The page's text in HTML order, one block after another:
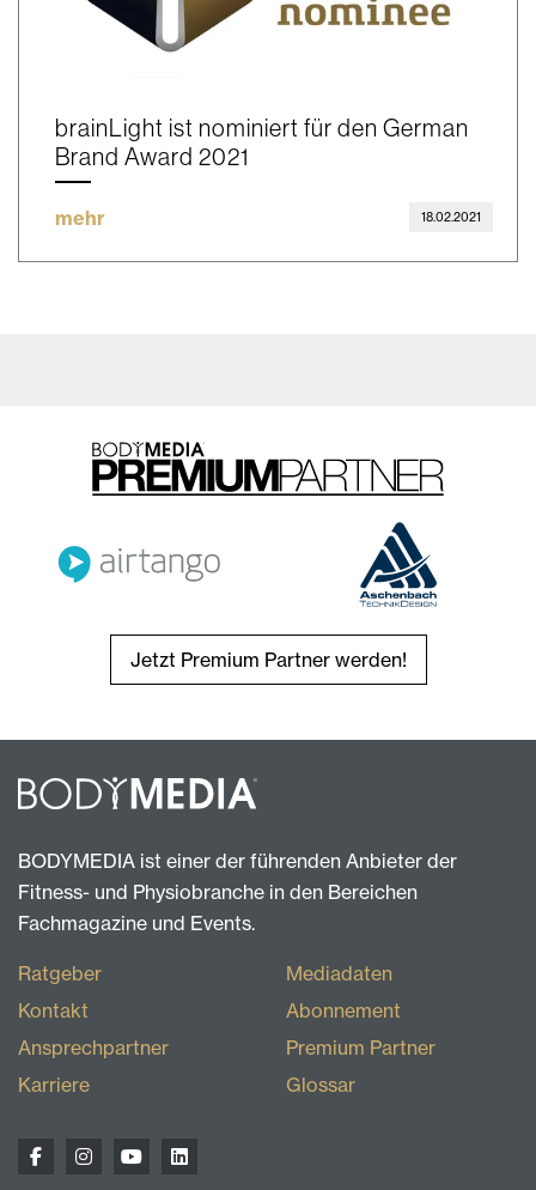
brainLight ist nominiert für den German
Brand Award 2021
mehr 18.02.2021
Jetzt Premium Partner werden!
BODYMEDIA ist einer der führenden Anbieter der
Fitness- und Physiobranche in den Bereichen
Fachmagazine und Events.
Ratgeber
Kontakt
Ansprechpartner
Karriere
Mediadaten
Abonnement
Premium Partner
Glossar